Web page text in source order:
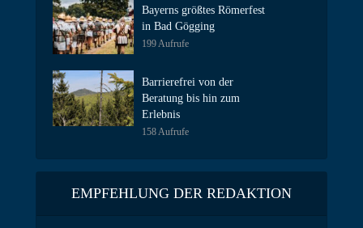
Bayerns größtes Römerfest
in Bad Gögging
199 Aufrufe
Barrierefrei von der
Beratung bis hin zum
Erlebnis
158 Aufrufe
EMPFEHLUNG DER REDAKTION